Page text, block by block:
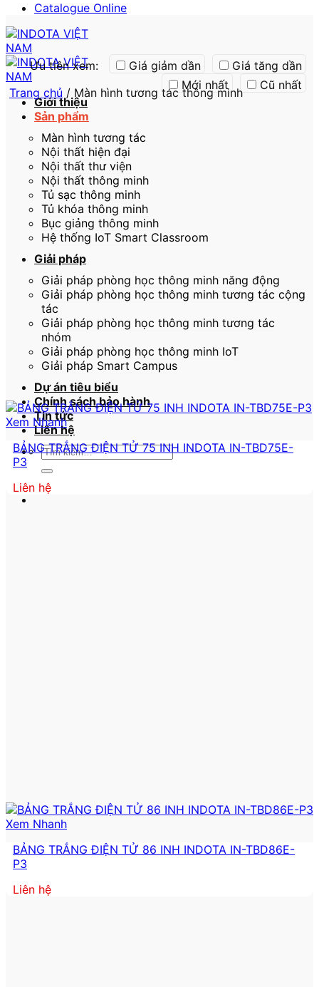
Catalogue Online
Giới thiệu
Sản phẩm
Màn hình tương tác
Nội thất hiện đại
Nội thất thư viện
Nội thất thông minh
Tủ sạc thông minh
Tủ khóa thông minh
Bục giảng thông minh
Hệ thống IoT Smart Classroom
Giải pháp
Giải pháp phòng học thông minh năng động
Giải pháp phòng học thông minh tương tác cộng
tác
Giải pháp phòng học thông minh tương tác
nhóm
Giải pháp phòng học thông minh IoT
Giải pháp Smart Campus
Dự án tiêu biểu
Chính sách bảo hành
Tin tức
Liên hệ
Tìm
Trang chủ / Màn hình tương tác thông minh
Ưu tiên xem: Giá giảm dần
Giá tăng dần
Mới nhất
Cũ nhất
Xem Nhanh
BẢNG TRẮNG ĐIỆN TỬ 75 INH INDOTA IN-TBD75E-
P3
Liên hệ
Xem Nhanh
BẢNG TRẮNG ĐIỆN TỬ 86 INH INDOTA IN-TBD86E-
P3
Liên hệ